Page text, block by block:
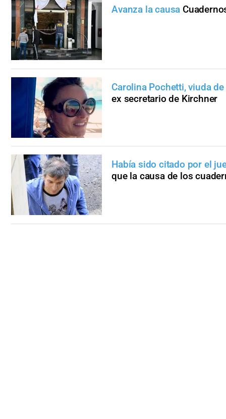
Avanza la causa
Carolina Pochetti, viuda
ex secretario de Kirchner
Había sido citado por el
que la causa de los